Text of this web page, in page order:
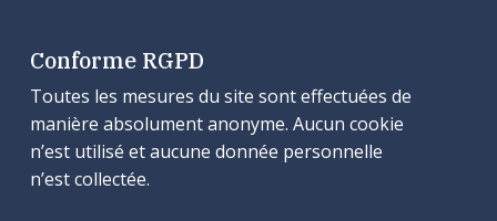
Conforme RGPD
Toutes les mesures du site sont effectuées de
manière absolument anonyme. Aucun cookie
n’est utilisé et aucune donnée personnelle
n’est collectée.